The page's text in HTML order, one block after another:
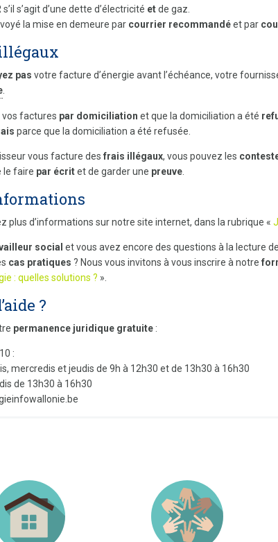
s’il s’agit d’une dette d’électricité etde gaz.
la mise en demeure parcourrier recommandéet par
pas votre facture d’énergie avant l’échéance, votre
vos factures par domiciliation et que la domiciliation a été
parce que la domiciliation a été refusée.
vous facture des frais illégaux, vous pouvez les
le faire par écritet de garder une preuve
plus d’informations sur notre site internet, dans la rubrique «
social et vous avez encore des questions à la lecture
cas pratiques ? Nous vous invitons à vous inscrire à notre
: quelles solutions ? ».
?
permanence juridique gratuite :
:
mercredis et jeudis de 9h à 12h30 et de 13h30 à 16h30
de 13h30 à 16h30